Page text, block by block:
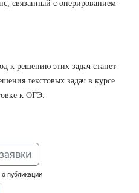
связанный с оперированием
к решению этих задач станет
текстовых задач в курсе
к ОГЭ.
публикации